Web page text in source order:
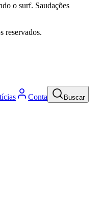
o surf. Saudações
reservados.
Conta Buscar